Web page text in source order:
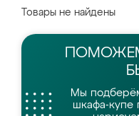
Товары не найдены
Мы
шкафа-купе